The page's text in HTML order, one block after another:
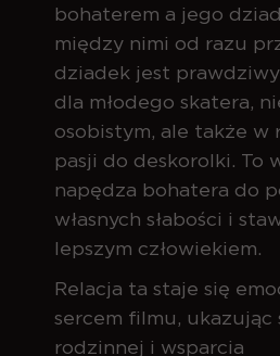
bohaterem a jego
między nimi od razu
dziadek jest
dla młodego skatera,
osobistym, ale także w
pasji do deskorolki. To
napędza bohatera do
własnych słabości i
lepszym człowiekiem.
Relacja ta staje się
sercem filmu, ukazując
rodzinnej i wsparcia